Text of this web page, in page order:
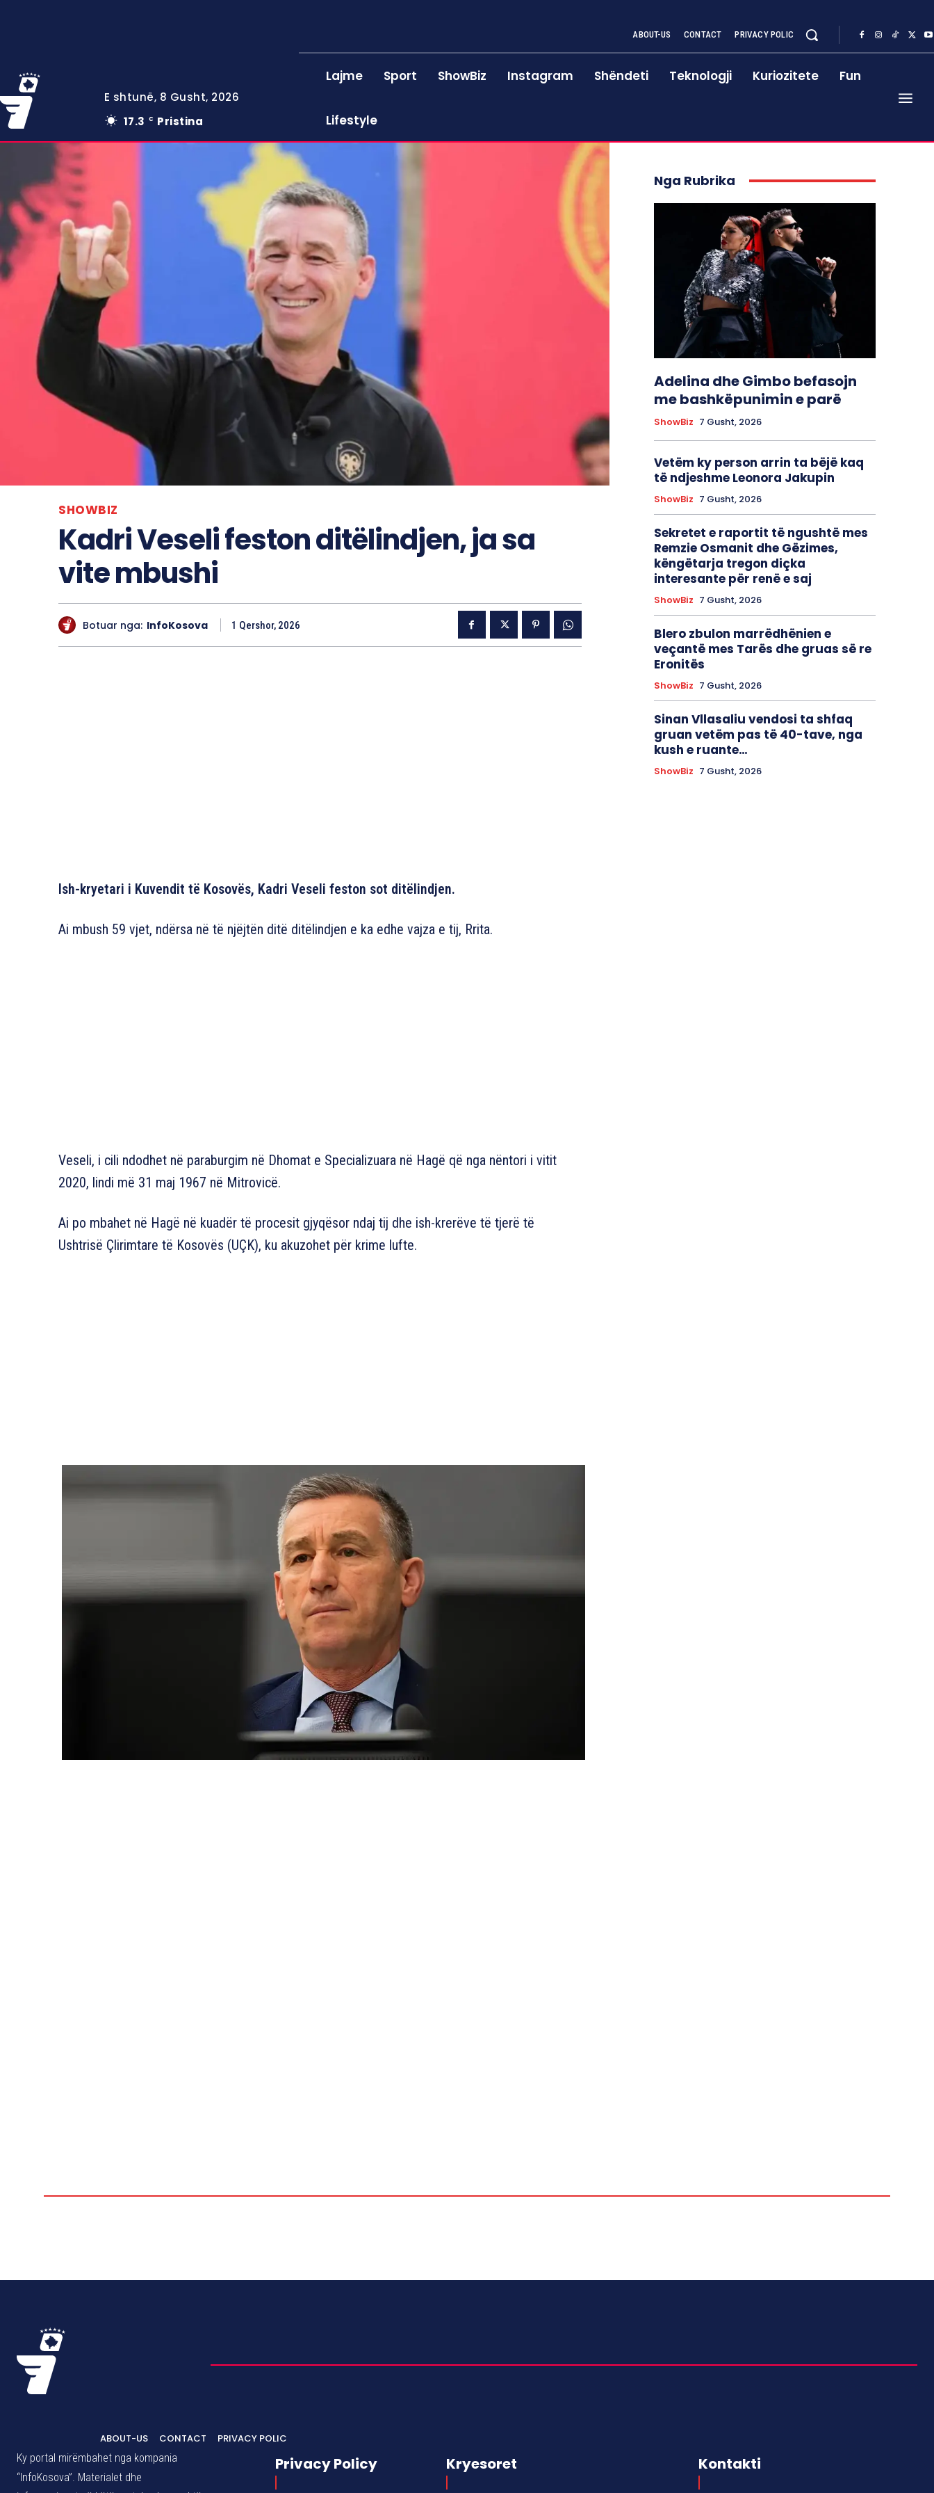
E shtunë, 8 Gusht, 2026
17.3
C Pristina
ABOUT-US CONTACT PRIVACY POLIC
Lajme Sport ShowBiz Instagram Shëndeti Teknologji Kuriozitete Fun
Lifestyle
SHOWBIZ
Kadri Veseli feston ditëlindjen, ja sa
vite mbushi
Botuar nga: InfoKosova 1 Qershor, 2026
Ish-kryetari i Kuvendit të Kosovës, Kadri Veseli feston sot ditëlindjen.
Ai mbush 59 vjet, ndërsa në të njëjtën ditë ditëlindjen e ka edhe vajza e tij, Rrita.
Veseli, i cili ndodhet në paraburgim në Dhomat e Specializuara në Hagë që nga nëntori i vitit
2020, lindi më 31 maj 1967 në Mitrovicë.
Ai po mbahet në Hagë në kuadër të procesit gjyqësor ndaj tij dhe ish-krerëve të tjerë të
Ushtrisë Çlirimtare të Kosovës (UÇK), ku akuzohet për krime lufte.
Nga Rubrika
Adelina dhe Gimbo befasojn
me bashkëpunimin e parë
ShowBiz 7 Gusht, 2026
Vetëm ky person arrin ta bëjë kaq
të ndjeshme Leonora Jakupin
ShowBiz 7 Gusht, 2026
Sekretet e raportit të ngushtë mes
Remzie Osmanit dhe Gëzimes,
këngëtarja tregon diçka
interesante për renë e saj
ShowBiz 7 Gusht, 2026
Blero zbulon marrëdhënien e
veçantë mes Tarës dhe gruas së re
Eronitës
ShowBiz 7 Gusht, 2026
Sinan Vllasaliu vendosi ta shfaq
gruan vetëm pas të 40-tave, nga
kush e ruante…
ShowBiz 7 Gusht, 2026
ABOUT-US CONTACT
PRIVACY POLIC
Ky portal mirëmbahet nga kompania
“InfoKosova”. Materialet dhe
Privacy Policy Kryesoret Kontakti